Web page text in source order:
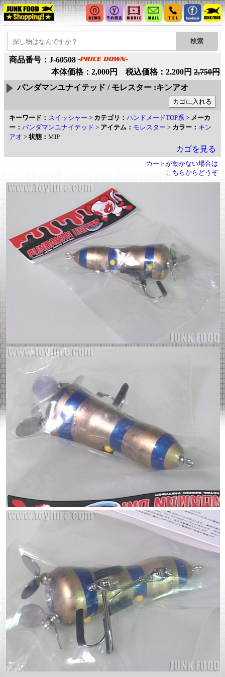
商品番号：J-60508
本体価格：2,000円 税込価格：2,200円 2,750円
パンダマンユナイテッド / モレスター :キンアオ
キーワード： スイッシャー > カテゴリ： ハンドメードTOP系 > メーカ
ー： パンダマンユナイテッド > アイテム： モレスター > カラー： キン
アオ >状態： MIP
カゴを見る
カートが動かない場合は
こちらからどうぞ